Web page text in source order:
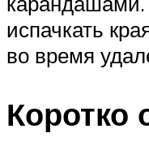
испачкать
во время
Коротко